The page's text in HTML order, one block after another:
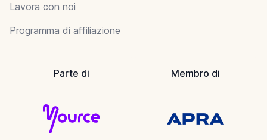
Lavora con noi
Programma di affiliazione
Parte di Membro di